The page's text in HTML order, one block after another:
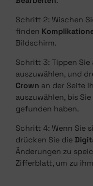
Schritt 2: Wischen
finden
Bildschirm.
Schritt 3: Tippen
auszuwählen, und
Crown an der Seite
auszuwählen, bis
gefunden haben.
Schritt 4: Wenn Sie
drücken Sie die
Änderungen zu
Zifferblatt, um zu